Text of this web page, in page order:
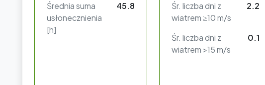
Średnia suma
usłonecznienia
[h]
45.8
Śr. liczba dni z
wiatrem ≥10 m/s
2.2
Śr. liczba dni z
wiatrem >15 m/s
0.1